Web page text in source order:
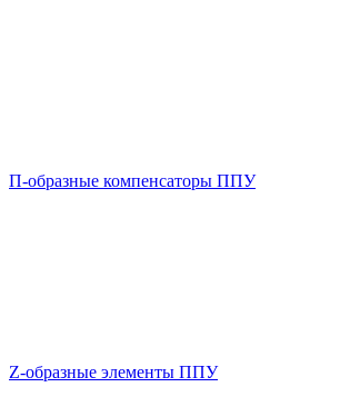
П-образные компенсаторы ППУ
Z-образные элементы ППУ